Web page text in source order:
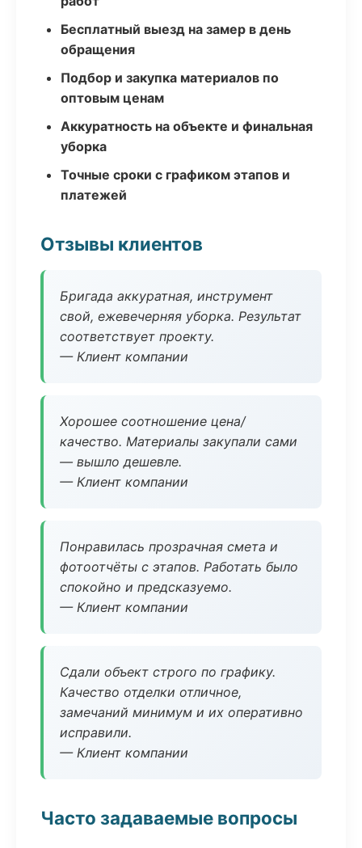
Бесплатный выезд на замер в день
обращения
Подбор и закупка материалов по
оптовым ценам
Аккуратность на объекте и финальная
уборка
Точные сроки с графиком этапов и
платежей
Отзывы клиентов
Бригада аккуратная, инструмент
свой, ежевечерняя уборка. Результат
соответствует проекту.
— Клиент компании
Хорошее соотношение цена/
качество. Материалы закупали сами
— вышло дешевле.
— Клиент компании
Понравилась прозрачная смета и
фотоотчёты с этапов. Работать было
спокойно и предсказуемо.
— Клиент компании
Сдали объект строго по графику.
Качество отделки отличное,
замечаний минимум и их оперативно
исправили.
— Клиент компании
Часто задаваемые вопросы